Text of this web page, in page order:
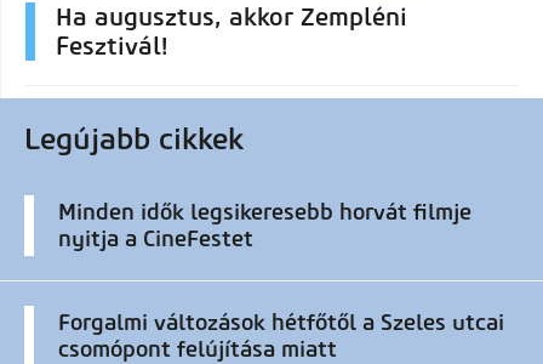
Ha augusztus, akkor Zempléni
Fesztivál!
Legújabb cikkek
Minden idők legsikeresebb horvát filmje
nyitja a CineFestet
Forgalmi változások hétfőtől a Szeles utcai
csomópont felújítása miatt